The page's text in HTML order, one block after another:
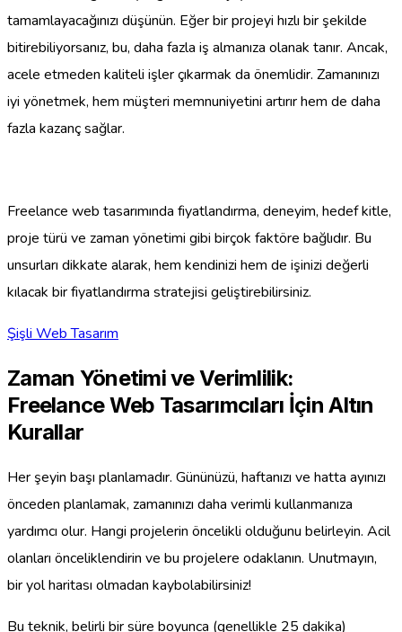
tamamlayacağınızı düşünün. Eğer bir projeyi hızlı bir şekilde
bitirebiliyorsanız, bu, daha fazla iş almanıza olanak tanır. Ancak,
acele etmeden kaliteli işler çıkarmak da önemlidir. Zamanınızı
iyi yönetmek, hem müşteri memnuniyetini artırır hem de daha
fazla kazanç sağlar.
Freelance web tasarımında fiyatlandırma, deneyim, hedef kitle,
proje türü ve zaman yönetimi gibi birçok faktöre bağlıdır. Bu
unsurları dikkate alarak, hem kendinizi hem de işinizi değerli
kılacak bir fiyatlandırma stratejisi geliştirebilirsiniz.
Şişli Web Tasarım
Zaman Yönetimi ve Verimlilik:
Freelance Web Tasarımcıları İçin Altın
Kurallar
Her şeyin başı planlamadır. Gününüzü, haftanızı ve hatta ayınızı
önceden planlamak, zamanınızı daha verimli kullanmanıza
yardımcı olur. Hangi projelerin öncelikli olduğunu belirleyin. Acil
olanları önceliklendirin ve bu projelere odaklanın. Unutmayın,
bir yol haritası olmadan kaybolabilirsiniz!
Bu teknik, belirli bir süre boyunca (genellikle 25 dakika)